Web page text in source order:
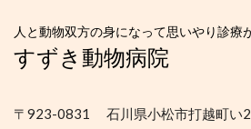
人と動物双方の身になって思いやり診療
すずき動物病院
〒923-0831 石川県小松市打越町い